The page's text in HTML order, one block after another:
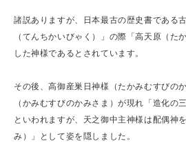
諸説ありますが、日本最古の歴史書である
（てんちかいびゃく）」の際「高天原（た
した神様であるとされています。
その後、高御産巣日神様（たかみむすびの
（かみむすびのかみさま）が現れ「造化の
といわれますが、天之御中主神様は配偶神
み）」として姿を隠しました。